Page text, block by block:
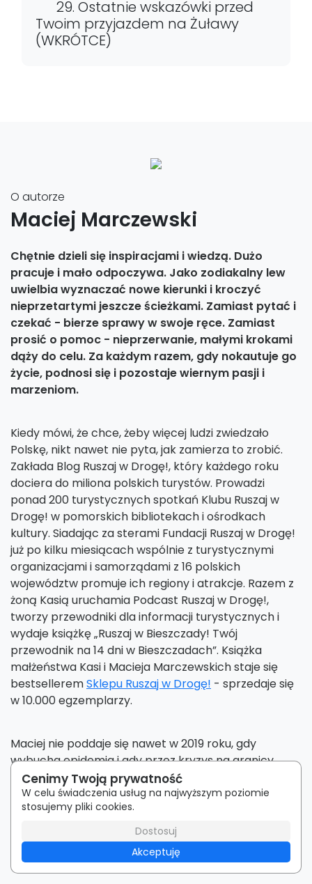
29. Ostatnie wskazówki przed
Twoim przyjazdem na Żuławy
(WKRÓTCE)
O autorze
Maciej Marczewski
Chętnie dzieli się inspiracjami i wiedzą. Dużo
pracuje i mało odpoczywa. Jako zodiakalny lew
uwielbia wyznaczać nowe kierunki i kroczyć
nieprzetartymi jeszcze ścieżkami. Zamiast pytać i
czekać - bierze sprawy w swoje ręce. Zamiast
prosić o pomoc - nieprzerwanie, małymi krokami
dąży do celu. Za każdym razem, gdy nokautuje go
życie, podnosi się i pozostaje wiernym pasji i
marzeniom.
Kiedy mówi, że chce, żeby więcej ludzi zwiedzało
Polskę, nikt nawet nie pyta, jak zamierza to zrobić.
Zakłada Blog Ruszaj w Drogę!, który każdego roku
dociera do miliona polskich turystów. Prowadzi
ponad 200 turystycznych spotkań Klubu Ruszaj w
Drogę! w pomorskich bibliotekach i ośrodkach
kultury. Siadając za sterami Fundacji Ruszaj w Drogę!
już po kilku miesiącach wspólnie z turystycznymi
organizacjami i samorządami z 16 polskich
województw promuje ich regiony i atrakcje. Razem z
żoną Kasią uruchamia Podcast Ruszaj w Drogę!,
tworzy przewodniki dla informacji turystycznych i
wydaje książkę „Ruszaj w Bieszczady! Twój
przewodnik na 14 dni w Bieszczadach”. Książka
małżeństwa Kasi i Macieja Marczewskich staje się
bestselleremSklepu Ruszaj w Drogę! - sprzedaje się
w 10.000 egzemplarzy.
Maciej nie poddaje się nawet w 2019 roku, gdy
wybucha epidemia i gdy przez kryzys na granicy,
wojnę w Ukrainie i przez szalejącą inflację z Fundacji
Ruszaj w Drogę! znikają wszystkie zlecenia i
przychody. Wkrótce jednak otrzymuje ostateczny
cios. Niespodziewanie traci ostatnie źródło siły, wiary i
nadziei: Kasia postanawia odejść i kroczyć przez życie
własną, niezależną drogą.
Cenimy Twoją prywatność
W celu świadczenia usług na najwyższym poziomie
stosujemy pliki cookies.
Dostosuj
Akceptuję